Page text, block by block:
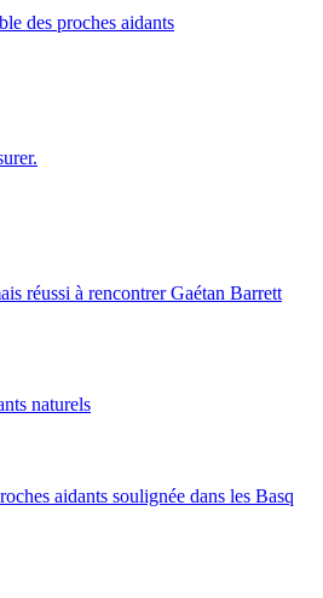
des proches aidants
réussi à rencontrer Gaétan Barrett
naturels
aidants soulignée dans les Basq